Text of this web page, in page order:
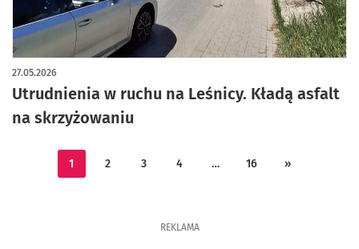
Utrudnienia w ruchu na Leśnicy. Kładą asfalt
na skrzyżowaniu
27.05.2026
1 2 3 4 … 16 »
REKLAMA